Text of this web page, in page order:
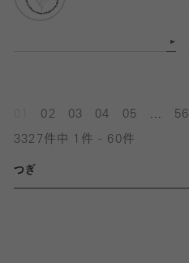
02 03 04 05 56
3327件中 1件 - 60件
つぎ